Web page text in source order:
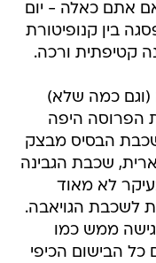
אתם כאלה - יום
בין קנופיטורת
קטיפתית ורכה.
(וגם כמה שלא)
הפרוסה היפה
הבסיס מבצק
שכבת הגבינה
לא מאוד
לשכבת הגויאבה.
ממש כמו
כל הבישום הכיפי